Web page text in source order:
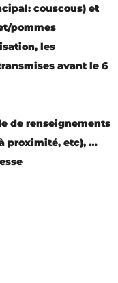
couscous) et
pommes
les
avant le 6
de renseignements
proximité, etc), …